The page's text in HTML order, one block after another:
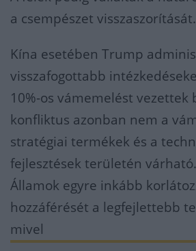
a csempészet visszaszorítását.
Kína esetében Trump
visszafogottabb
10%-os vámemelést vezettek
konfliktus azonban nem a
stratégiai termékek és a
fejlesztések területén
Államok egyre inkább
hozzáférését a legfejlettebb
mivel